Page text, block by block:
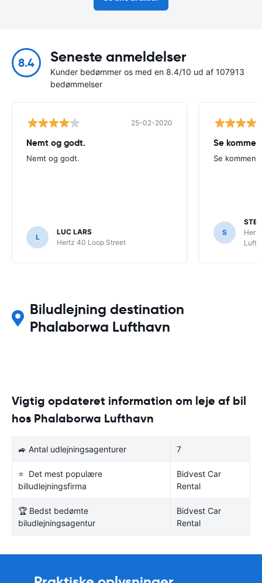
8.4 Seneste anmeldelser
Kunder bedømmer os med en 8.4/10 ud af 107913
bedømmelser
25-02-2020
Nemt og godt.
Nemt og godt.
L
LUC LARS
Hertz 40 Loop Street
Se
Se
S
Biludlejning destination
Phalaborwa Lufthavn
Vigtig opdateret information om leje af bil
hos Phalaborwa Lufthavn
🚙 Antal udlejningsagenturer 7
⭐ Det mest populære
billudlejningsfirma
Bidvest Car
Rental
🏆 Bedst bedømte
biludlejningsagentur
Bidvest Car
Rental